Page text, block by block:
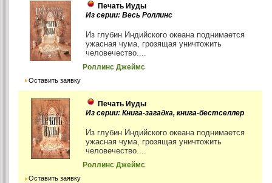
Печать Иуды
Из серии: Весь Роллинс
Из глубин Индийского океана поднимается
ужасная чума, грозящая уничтожить
человечество....
Роллинс Джеймс
Оставить заявку
Печать Иуды
Из серии: Книга-загадка, книга-бестселлер
Из глубин Индийского океана поднимается
ужасная чума, грозящая уничтожить
человечество....
Роллинс Джеймс
Оставить заявку